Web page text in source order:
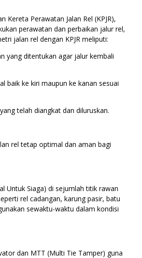
Kereta Perawatan Jalan Rel (KPJR),
perawatan dan perbaikan jalur rel,
jalan rel dengan KPJR meliputi:
yang ditentukan agar jalur kembali
baik ke kiri maupun ke kanan sesuai
telah diangkat dan diluruskan.
rel tetap optimal dan aman bagi
Untuk Siaga) di sejumlah titik rawan
rel cadangan, karung pasir, batu
sewaktu-waktu dalam kondisi
dan MTT (Multi Tie Tamper) guna